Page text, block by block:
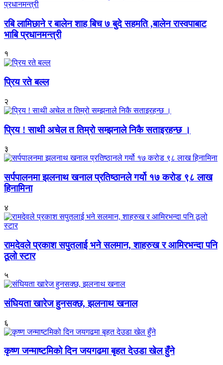
रबि लामिछाने र बालेन शाह बिच ७ बुदे सहमति ,बालेन रास्वपाबाट
भाबि प्रधानमन्त्री
१
प्रिय रते बल्ल
२
प्रिय ! साथी अचेल त तिम्रो सम्झनाले निकै सताइरहन्छ ।
३
सर्पपालनमा झलनाथ खनाल प्रतिष्ठानले गर्यो १७ करोड ९८ लाख
हिनामिना
४
रामदेवले प्रकाश सपुतलाई भने सलमान, शाहरुख र आमिरभन्दा पनि
ठूलो स्टार
५
संघियता खारेज हुनसक्छ, झलनाथ खनाल
६
कृष्ण जन्माष्टमिको दिन जयगढमा बृहत देउडा खेल हुँने